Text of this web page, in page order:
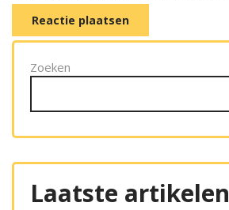
Zoeken
Laatste artikelen